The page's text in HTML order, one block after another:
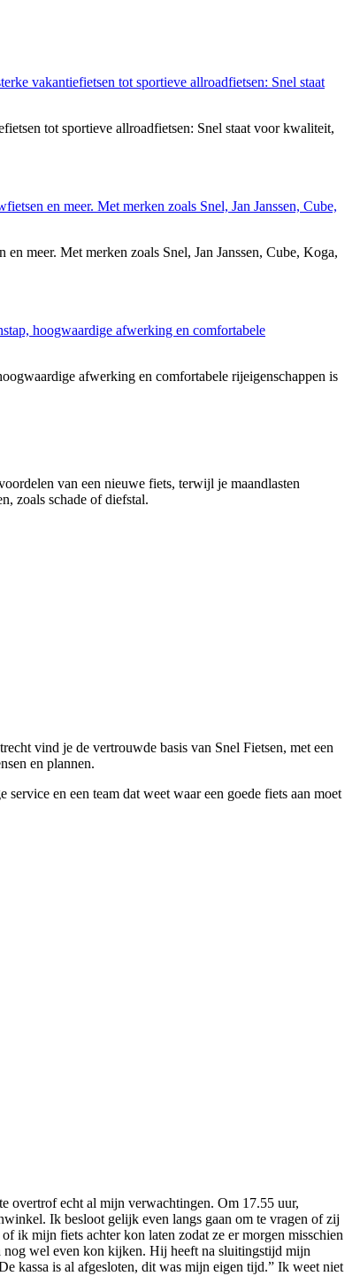
tot sportieve allroadfietsen: Snel staat voor kwaliteit,
meer. Met merken zoals Snel, Jan Janssen, Cube, Koga,
afwerking en comfortabele rijeigenschappen is
van een nieuwe fiets, terwijl je maandlasten
zoals schade of diefstal.
vind je de vertrouwde basis van Snel Fietsen, met een
en plannen.
en een team dat weet waar een goede fiets aan moet
overtrof echt al mijn verwachtingen. Om 17.55 uur,
Ik besloot gelijk even langs gaan om te vragen of zij
ik mijn fiets achter kon laten zodat ze er morgen misschien
nog wel even kon kijken. Hij heeft na sluitingstijd mijn
kassa is al afgesloten, dit was mijn eigen tijd.” Ik weet niet